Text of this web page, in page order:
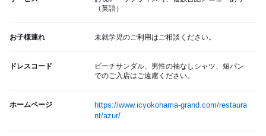
（英語）
お子様連れ 未就学児のご利用はご相談ください。
ドレスコード
ビーチサンダル、男性の袖なしシャツ、短パン
でのご入店はご遠慮ください。
ホームページ
https://www.icyokohama-grand.com/restaura
nt/azur/